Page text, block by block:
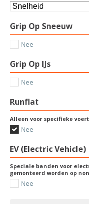
Grip Op Sneeuw
Nee
Grip Op IJs
Nee
Runflat
Alleen voor specifieke
Nee
EV (Electric Vehicle)
Speciale banden voor
gemonteerd worden op non
Nee